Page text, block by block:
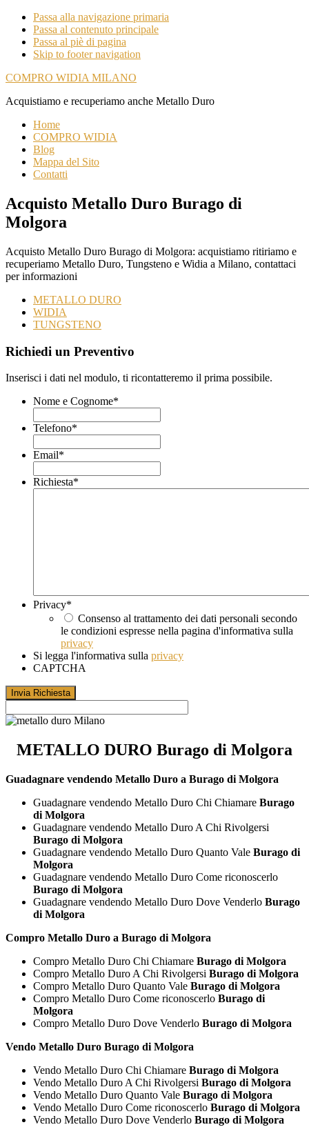
Passa alla navigazione primaria
Passa al contenuto principale
Passa al piè di pagina
Skip to footer navigation
COMPRO WIDIA MILANO
Acquistiamo e recuperiamo anche Metallo Duro
Home
COMPRO WIDIA
Blog
Mappa del Sito
Contatti
Acquisto Metallo Duro Burago di
Molgora
Acquisto Metallo Duro Burago di Molgora: acquistiamo ritiriamo e
recuperiamo Metallo Duro, Tungsteno e Widia a Milano, contattaci
per informazioni
METALLO DURO
WIDIA
TUNGSTENO
Richiedi un Preventivo
Inserisci i dati nel modulo, ti ricontatteremo il prima possibile.
Nome e Cognome*
Telefono*
Email*
Richiesta*
Privacy*
Consenso al trattamento dei dati personali secondo
le condizioni espresse nella pagina d'informativa sulla
privacy
Si legga l'informativa sulla privacy
CAPTCHA
METALLO DURO Burago di Molgora
Guadagnare vendendo Metallo Duro a Burago di Molgora
Guadagnare vendendo Metallo Duro Chi Chiamare Burago
di Molgora
Guadagnare vendendo Metallo Duro A Chi Rivolgersi
Burago di Molgora
Guadagnare vendendo Metallo Duro Quanto Vale Burago di
Molgora
Guadagnare vendendo Metallo Duro Come riconoscerlo
Burago di Molgora
Guadagnare vendendo Metallo Duro Dove Venderlo Burago
di Molgora
Compro Metallo Duro a Burago di Molgora
Compro Metallo Duro Chi Chiamare Burago di Molgora
Compro Metallo Duro A Chi Rivolgersi Burago di Molgora
Compro Metallo Duro Quanto Vale Burago di Molgora
Compro Metallo Duro Come riconoscerlo Burago di
Molgora
Compro Metallo Duro Dove Venderlo Burago di Molgora
Vendo Metallo Duro Burago di Molgora
Vendo Metallo Duro Chi Chiamare Burago di Molgora
Vendo Metallo Duro A Chi Rivolgersi Burago di Molgora
Vendo Metallo Duro Quanto Vale Burago di Molgora
Vendo Metallo Duro Come riconoscerlo Burago di Molgora
Vendo Metallo Duro Dove Venderlo Burago di Molgora